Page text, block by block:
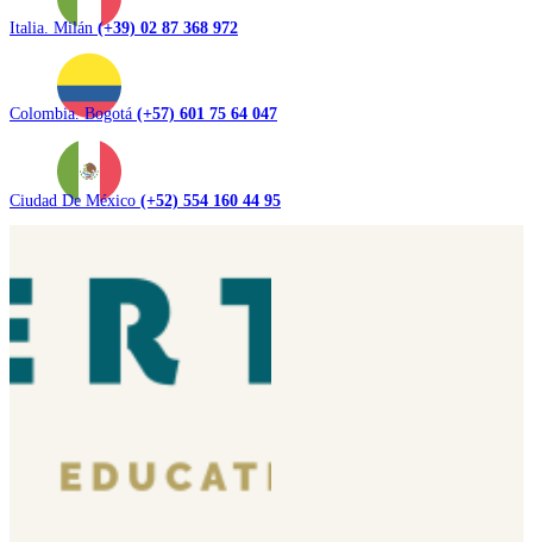
Italia. Milán (+39) 02 87 368 972
Colombia. Bogotá (+57) 601 75 64 047
Ciudad De México (+52) 554 160 44 95